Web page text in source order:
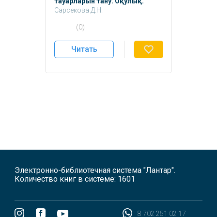
Сарсекова Д.Н.
Каспакбаев Е.М.
Абжанов Т.С.
(0)
Читать
Электронно-библиотечная система "Лантар".
Количество книг в системе: 1601
8 702 251 02 17